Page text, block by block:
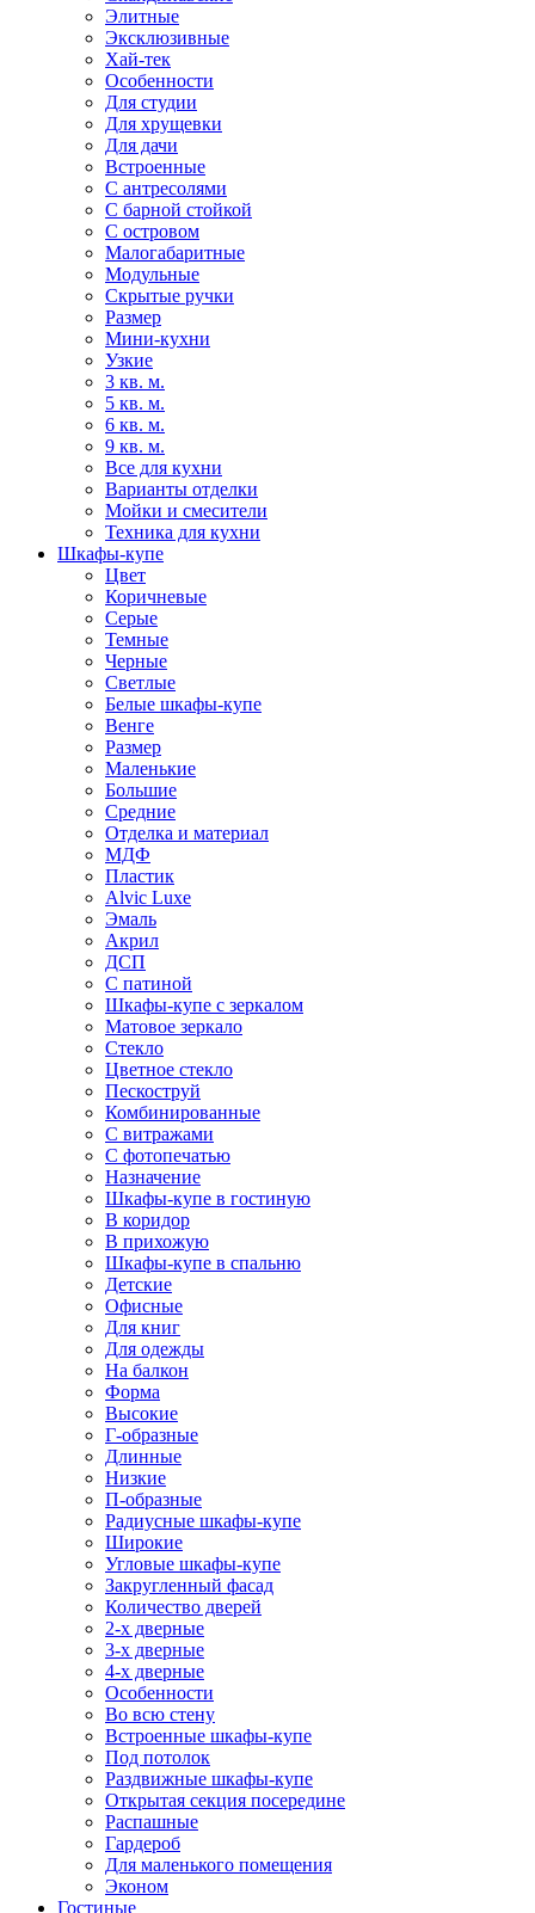
Элитные
Эксклюзивные
Хай-тек
Особенности
Для студии
Для хрущевки
Для дачи
Встроенные
С антресолями
С барной стойкой
С островом
Малогабаритные
Модульные
Скрытые ручки
Размер
Мини-кухни
Узкие
3 кв. м.
5 кв. м.
6 кв. м.
9 кв. м.
Все для кухни
Варианты отделки
Мойки и смесители
Техника для кухни
Шкафы-купе
Цвет
Коричневые
Серые
Темные
Черные
Светлые
Белые шкафы-купе
Венге
Размер
Маленькие
Большие
Средние
Отделка и материал
МДФ
Пластик
Alvic Luxe
Эмаль
Акрил
ДСП
С патиной
Шкафы-купе с зеркалом
Матовое зеркало
Стекло
Цветное стекло
Пескоструй
Комбинированные
С витражами
С фотопечатью
Назначение
Шкафы-купе в гостиную
В коридор
В прихожую
Шкафы-купе в спальню
Детские
Офисные
Для книг
Для одежды
На балкон
Форма
Высокие
Г-образные
Длинные
Низкие
П-образные
Радиусные шкафы-купе
Широкие
Угловые шкафы-купе
Закругленный фасад
Количество дверей
2-х дверные
3-х дверные
4-х дверные
Особенности
Во всю стену
Встроенные шкафы-купе
Под потолок
Раздвижные шкафы-купе
Открытая секция посередине
Распашные
Гардероб
Для маленького помещения
Эконом
Гостиные